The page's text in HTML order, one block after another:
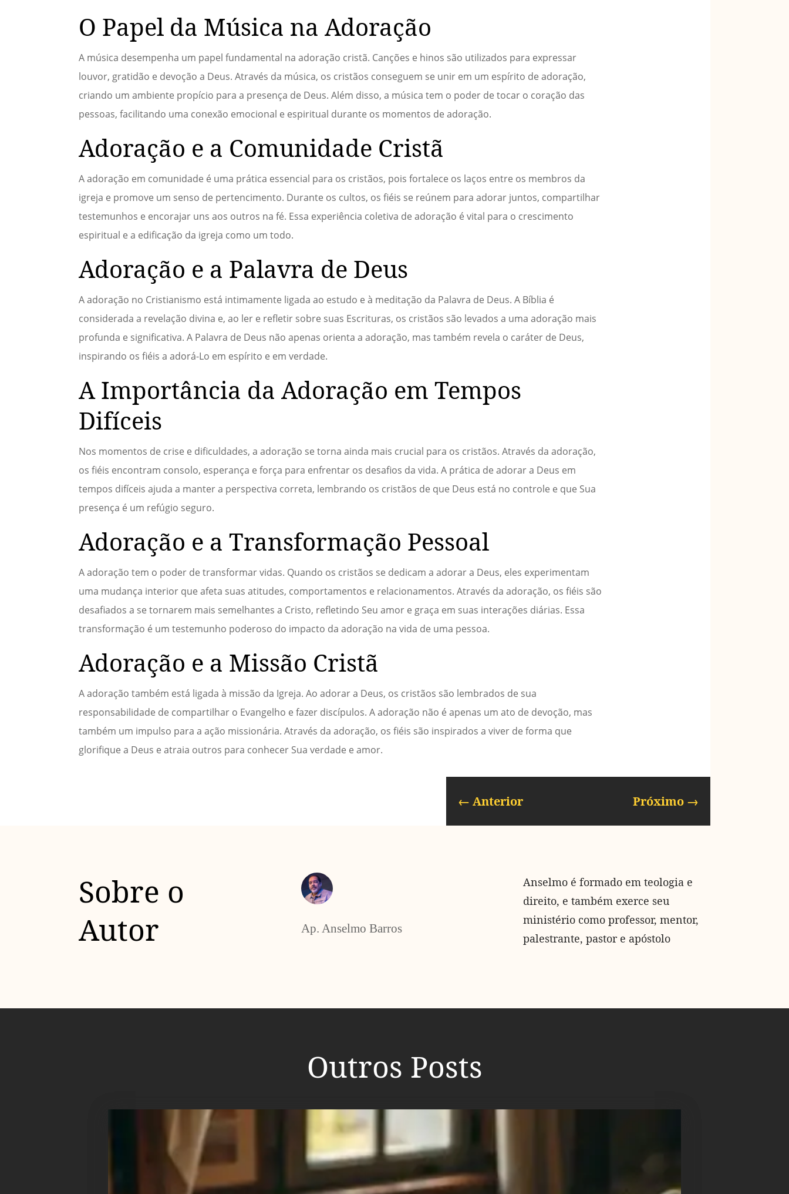
O Papel da Música na Adoração
A música desempenha um papel fundamental na adoração cristã. Canções e hinos são utilizados para expressar
louvor, gratidão e devoção a Deus. Através da música, os cristãos conseguem se unir em um espírito de adoração,
criando um ambiente propício para a presença de Deus. Além disso, a música tem o poder de tocar o coração das
pessoas, facilitando uma conexão emocional e espiritual durante os momentos de adoração.
Adoração e a Comunidade Cristã
A adoração em comunidade é uma prática essencial para os cristãos, pois fortalece os laços entre os membros da
igreja e promove um senso de pertencimento. Durante os cultos, os fiéis se reúnem para adorar juntos, compartilhar
testemunhos e encorajar uns aos outros na fé. Essa experiência coletiva de adoração é vital para o crescimento
espiritual e a edificação da igreja como um todo.
Adoração e a Palavra de Deus
A adoração no Cristianismo está intimamente ligada ao estudo e à meditação da Palavra de Deus. A Bíblia é
considerada a revelação divina e, ao ler e refletir sobre suas Escrituras, os cristãos são levados a uma adoração mais
profunda e significativa. A Palavra de Deus não apenas orienta a adoração, mas também revela o caráter de Deus,
inspirando os fiéis a adorá-Lo em espírito e em verdade.
A Importância da Adoração em Tempos
Difíceis
Nos momentos de crise e dificuldades, a adoração se torna ainda mais crucial para os cristãos. Através da adoração,
os fiéis encontram consolo, esperança e força para enfrentar os desafios da vida. A prática de adorar a Deus em
tempos difíceis ajuda a manter a perspectiva correta, lembrando os cristãos de que Deus está no controle e que Sua
presença é um refúgio seguro.
Adoração e a Transformação Pessoal
A adoração tem o poder de transformar vidas. Quando os cristãos se dedicam a adorar a Deus, eles experimentam
uma mudança interior que afeta suas atitudes, comportamentos e relacionamentos. Através da adoração, os fiéis são
desafiados a se tornarem mais semelhantes a Cristo, refletindo Seu amor e graça em suas interações diárias. Essa
transformação é um testemunho poderoso do impacto da adoração na vida de uma pessoa.
Adoração e a Missão Cristã
A adoração também está ligada à missão da Igreja. Ao adorar a Deus, os cristãos são lembrados de sua
responsabilidade de compartilhar o Evangelho e fazer discípulos. A adoração não é apenas um ato de devoção, mas
também um impulso para a ação missionária. Através da adoração, os fiéis são inspirados a viver de forma que
glorifique a Deus e atraia outros para conhecer Sua verdade e amor.
← Anterior Próximo→
Sobre o
Autor
Ap. Anselmo Barros
Anselmo é formado em teologia e
direito, e também exerce seu
ministério como professor, mentor,
palestrante, pastor e apóstolo
Outros Posts